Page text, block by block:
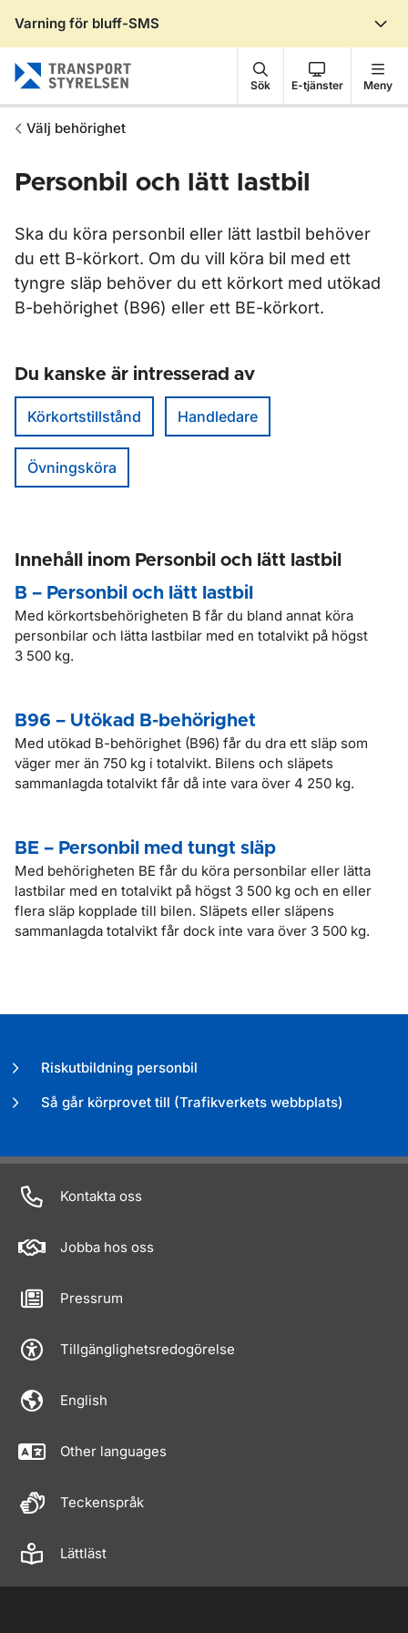
Varning för bluff-SMS
Sök E-tjänster Meny
Välj behörighet
Personbil och lätt lastbil
Ska du köra personbil eller lätt lastbil behöver
du ett B-körkort. Om du vill köra bil med ett
tyngre släp behöver du ett körkort med utökad
B-behörighet (B96) eller ett BE-körkort.
Du kanske är intresserad av
Körkortstillstånd Handledare
Övningsköra
Innehåll inom Personbil och lätt lastbil
B – Personbil och lätt lastbil
Med körkortsbehörigheten B får du bland annat köra
personbilar och lätta lastbilar med en totalvikt på högst
3 500 kg.
B96 – Utökad B-behörighet
Med utökad B-behörighet (B96) får du dra ett släp som
väger mer än 750 kg i totalvikt. Bilens och släpets
sammanlagda totalvikt får då inte vara över 4 250 kg.
BE – Personbil med tungt släp
Med behörigheten BE får du köra personbilar eller lätta
lastbilar med en totalvikt på högst 3 500 kg och en eller
flera släp kopplade till bilen. Släpets eller släpens
sammanlagda totalvikt får dock inte vara över 3 500 kg.
Riskutbildning personbil
Så går körprovet till (Trafikverkets webbplats)
Kontakta oss
Jobba hos oss
Pressrum
Tillgänglighetsredogörelse
English
Other languages
Teckenspråk
Lättläst